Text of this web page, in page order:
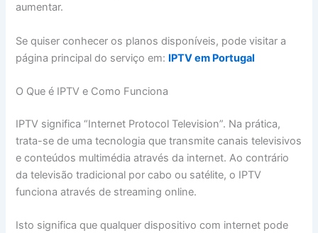
aumentar.
Se quiser conhecer os planos disponíveis, pode visitar a
página principal do serviço em: IPTV em Portugal
O Que é IPTV e Como Funciona
IPTV significa “Internet Protocol Television”. Na prática,
trata-se de uma tecnologia que transmite canais televisivos
e conteúdos multimédia através da internet. Ao contrário
da televisão tradicional por cabo ou satélite, o IPTV
funciona através de streaming online.
Isto significa que qualquer dispositivo com internet pode